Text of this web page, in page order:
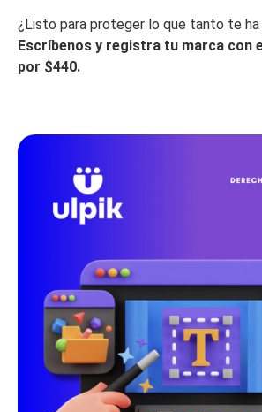
¿Listo para proteger lo que tanto te
Escríbenos y registra tu marca con
por $440.